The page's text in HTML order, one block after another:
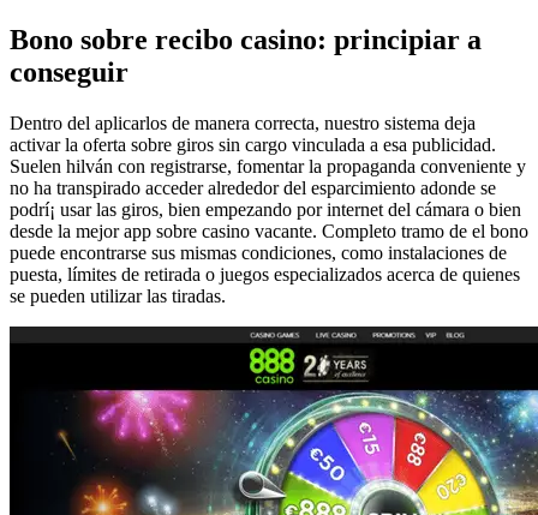
Bono sobre recibo casino: principiar a
conseguir
Dentro del aplicarlos de manera correcta, nuestro sistema deja
activar la oferta sobre giros sin cargo vinculada a esa publicidad.
Suelen hilván con registrarse, fomentar la propaganda conveniente y
no ha transpirado acceder alrededor del esparcimiento adonde se
podrí¡ usar las giros, bien empezando por internet del cámara o bien
desde la mejor app sobre casino vacante. Completo tramo de el bono
puede encontrarse sus mismas condiciones, como instalaciones de
puesta, límites de retirada o juegos especializados acerca de quienes
se pueden utilizar las tiradas.